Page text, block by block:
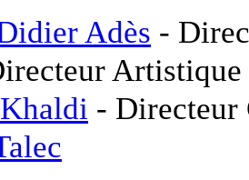
Adès -
-